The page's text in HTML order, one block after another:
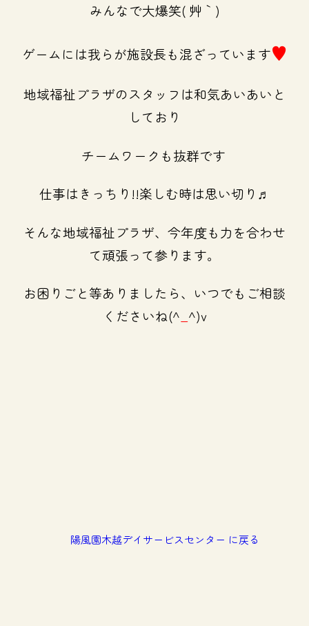
みんなで大爆笑( ´艸｀)
ゲームには我らが施設長も混ざっています♥
地域福祉プラザのスタッフは和気あいあいと
しており
チームワークも抜群です
仕事はきっちり!!楽しむ時は思い切り♬
そんな地域福祉プラザ、今年度も力を合わせ
て頑張って参ります。
お困りごと等ありましたら、いつでもご相談
くださいね(^ ^)v
陽風園木越デイサービスセンター に戻る